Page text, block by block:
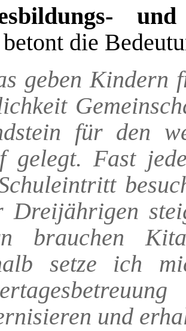
betont die
geben Kindern
für den
gelegt. Fast
Dreijährigen
brauchen
setze ich
und